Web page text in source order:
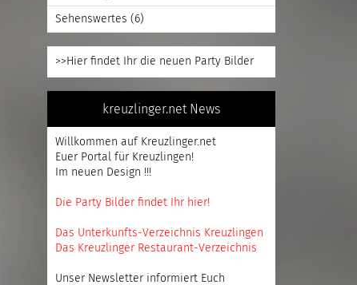
Sehenswertes (6)
>>Hier findet Ihr die neuen Party Bilder
kreuzlinger.net News
Willkommen auf Kreuzlinger.net
Euer Portal für Kreuzlingen!
Im neuen Design !!!
Die Party Bilder findet Ihr hier!
Das Unterkunfts-Verzeichnis Kreuzlingen
Das Kreuzlinger Restaurant-Verzeichnis
Unser Newsletter informiert Euch